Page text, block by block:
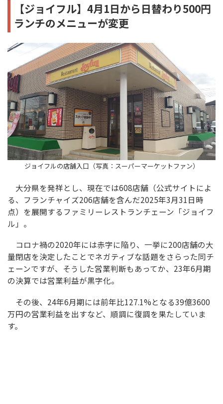
【ジョイフル】4月1日から日替わり500円
ランチのメニューが変更
ジョイフルの店舗入口（写真：スーパーマーケットファン）
大分県を発祥とし、現在では608店舗（公式サイトによ
る、フランチャイズ206店舗を含んだ2025年3月31日時
点）を展開するファミリーレストランチェーン「ジョイフ
ル」。
コロナ禍の2020年には赤字に陥り、一挙に200店舗の大
量閉店を決定したことでネガティブな話題をさらった同チ
ェーンですが、そうした営業判断もあってか、23年6月期
の決算では営業利益が黒字化。
その後、24年6月期には前年比127.1%となる39億3600
万円の営業利益を出すなど、順調に復調を果たしていま
す。